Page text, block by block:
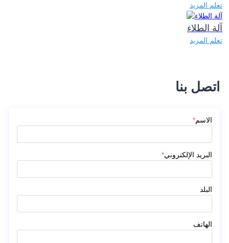
تعلم المزيد
آلة الطلاء
تعلم المزيد
اتصل بنا
الاسم*
البريد الإلكتروني*
البلد
الهاتف